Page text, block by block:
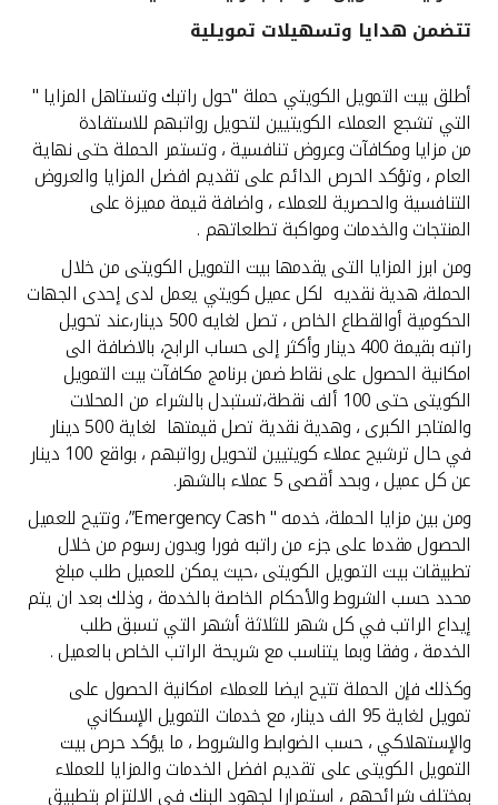
القنوات المصرفية
أدوات وخدمات
خدمات ما بعد البيع
اتصل بنا
مواقع الفروع وأجهزة الصرف الآلي
ألمانيا
ماليزيا
تركيا
مصر
المملكة المتحدة
مملكة البحرين
تتضمن هدايا وتسهيلات تمويلية
أطلق بيت التمويل الكويتي حملة "حول راتبك وتستاهل المزايا "
التي تشجع العملاء الكويتيين لتحويل رواتبهم للاستفادة
من مزايا ومكافآت وعروض تنافسية ، وتستمر الحملة حتى نهاية
العام ، وتؤكد الحرص الدائم على تقديم افضل المزايا والعروض
التنافسية والحصرية للعملاء ، واضافة قيمة مميزة على
المنتجات والخدمات ومواكبة تطلعاتهم .
ومن ابرز المزايا التى يقدمها بيت التمويل الكويتى من خلال
الحملة، هدية نقديه لكل عميل كويتي يعمل لدى إحدى الجهات
الحكومية أوالقطاع الخاص ، تصل لغايه 500 دينار،عند تحويل
راتبه بقيمة 400 دينار وأكثر إلى حساب الرابح، بالاضافة الى
امكانية الحصول على نقاط ضمن برنامج مكافآت بيت التمويل
الكويتى حتى 100 ألف نقطة،تستبدل بالشراء من المحلات
والمتاجر الكبرى ، وهدية نقدية تصل قيمتها لغاية 500 دينار
في حال ترشيح عملاء كويتيين لتحويل رواتبهم ، بواقع 100 دينار
عن كل عميل ، وبحد أقصى 5 عملاء بالشهر.
ومن بين مزايا الحملة، خدمه " Emergency Cash”، وتتيح للعميل
الحصول مقدما على جزء من راتبه فورا وبدون رسوم من خلال
تطبيقات بيت التمويل الكويتى ،حيث يمكن للعميل طلب مبلغ
محدد حسب الشروط والأحكام الخاصة بالخدمة ، وذلك بعد ان يتم
إيداع الراتب في كل شهر للثلاثة أشهر التي تسبق طلب
الخدمة ، وفقا وبما يتناسب مع شريحة الراتب الخاص بالعميل .
وكذلك فإن الحملة تتيح ايضا للعملاء امكانية الحصول على
تمويل لغاية 95 الف دينار، مع خدمات التمويل الإسكاني
والإستهلاكي ، حسب الضوابط والشروط ، ما يؤكد حرص بيت
التمويل الكويتى على تقديم افضل الخدمات والمزايا للعملاء
بمختلف شرائحهم ، استمرارا لجهود البنك فى الالتزام بتطبيق